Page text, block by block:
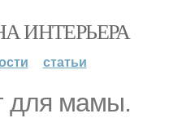
ИНТЕРЬЕРА
статьи
для мамы.